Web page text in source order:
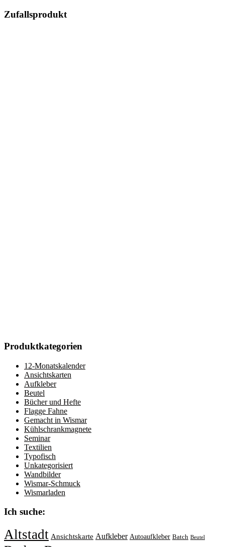
Zufallsprodukt
Produktkategorien
12-Monatskalender
Ansichtskarten
Aufkleber
Beutel
Bücher und Hefte
Flagge Fahne
Gemacht in Wismar
Kühlschrankmagnete
Seminar
Textilien
Typofisch
Unkategorisiert
Wandbilder
Wismar-Schmuck
Wismarladen
Ich suche:
Altstadt Ansichtskarte Aufkleber Autoaufkleber Batch Beutel